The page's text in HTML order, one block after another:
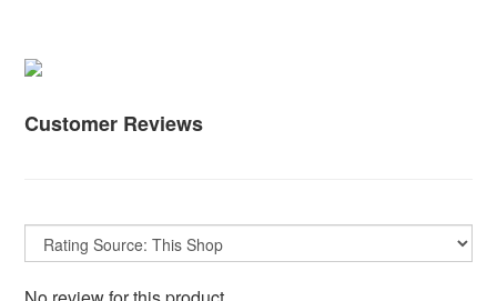
Customer Reviews